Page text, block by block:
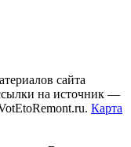
сайта
на источник —
Карта